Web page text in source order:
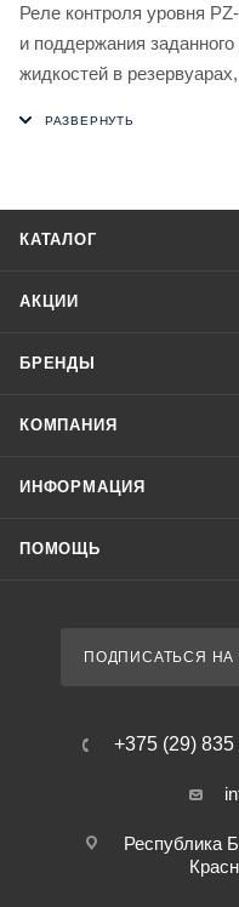
Реле контроля уровня
и поддержания
жидкостей в
- один уровень контроля
- регулируемый
- без зондов в комплекте.
сливом и наполнением
КАТАЛОГ
АКЦИИ
БРЕНДЫ
КОМПАНИЯ
ИНФОРМАЦИЯ
ПОМОЩЬ
ПОДПИСАТЬСЯ НА
+375 (29) 835
Республика